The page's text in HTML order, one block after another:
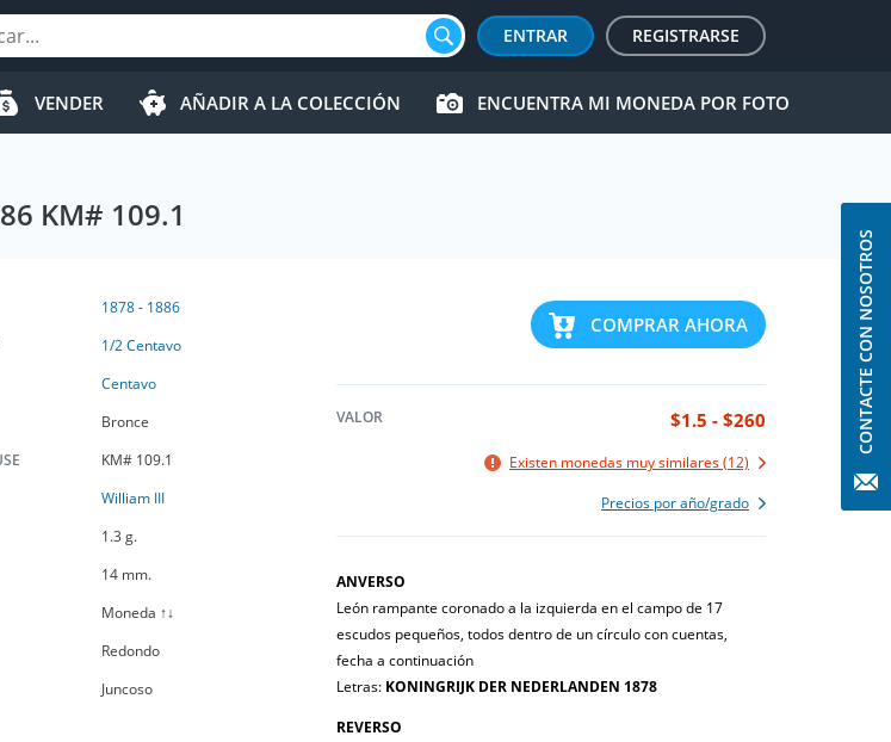
ENTRAR REGISTRARSE
VENDER AÑADIR A LA COLECCIÓN ENCUENTRA MI MONEDA POR FOTO
KM# 109.1
COMPRAR AHORA
VALOR $1.5 - $260
Existen monedas muy similares (12)
Precios por año/grado
ANVERSO
León rampante coronado a la izquierda en el campo de 17
escudos pequeños, todos dentro de un círculo con cuentas,
fecha a continuación
Letras: KONINGRIJK DER NEDERLANDEN 1878
REVERSO
1878- 1886
1/2 Сentavo
Centavo
Bronce
KM# 109.1
William III
1.3 g.
14 mm.
Moneda ↑↓
Redondo
Juncoso
CONTACTE CON NOSOTROS